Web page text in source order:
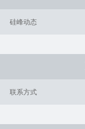
硅峰动态
联系方式